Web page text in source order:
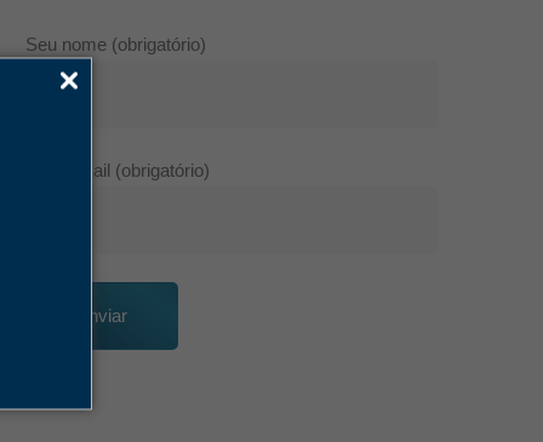
Seu nome (obrigatório)
Seu e-mail (obrigatório)